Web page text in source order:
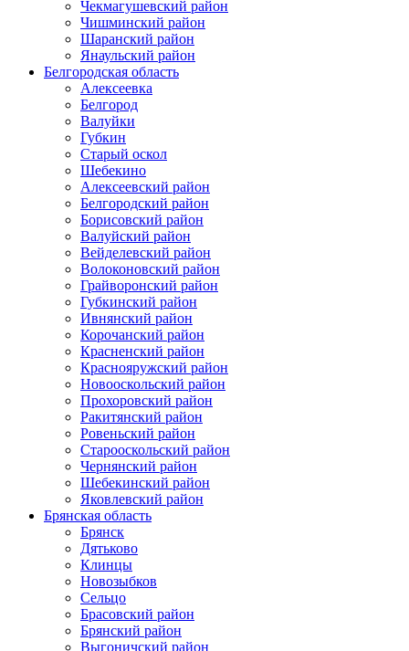
Чекмагушевский район
Чишминский район
Шаранский район
Янаульский район
Белгородская область
Алексеевка
Белгород
Валуйки
Губкин
Старый оскол
Шебекино
Алексеевский район
Белгородский район
Борисовский район
Валуйский район
Вейделевский район
Волоконовский район
Грайворонский район
Губкинский район
Ивнянский район
Корочанский район
Красненский район
Краснояружский район
Новооскольский район
Прохоровский район
Ракитянский район
Ровеньский район
Старооскольский район
Чернянский район
Шебекинский район
Яковлевский район
Брянская область
Брянск
Дятьково
Клинцы
Новозыбков
Сельцо
Брасовский район
Брянский район
Выгоничский район